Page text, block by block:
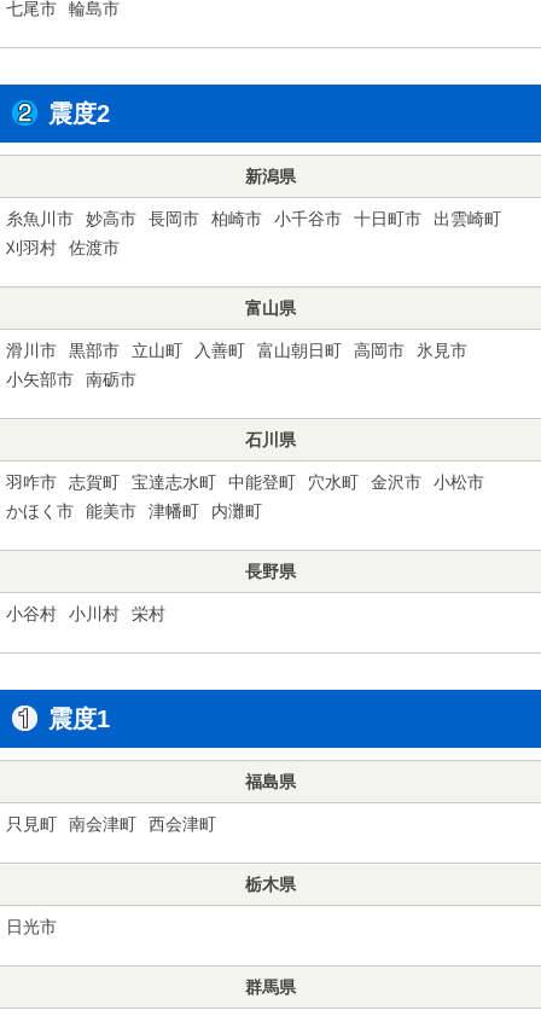
七尾市 輪島市
震度2
新潟県
糸魚川市 妙高市 長岡市 柏崎市 小千谷市 十日町市
出雲崎町
刈羽村
佐渡市
富山県
滑川市 黒部市 立山町 入善町 富山朝日町 高岡市
氷見市
小矢部市
南砺市
石川県
羽咋市 志賀町 宝達志水町 中能登町 穴水町 金沢市
小松市
かほく市
能美市 津幡町 内灘町
長野県
小谷村 小川村 栄村
震度1
福島県
只見町 南会津町 西会津町
栃木県
日光市
群馬県